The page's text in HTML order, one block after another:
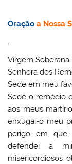
Oração a Nossa
.
Virgem
Senhora dos
Sede em meu
Sede o remédio
aos meus
enxugai-o meu
perigo em que
defendei a
misericordiosos